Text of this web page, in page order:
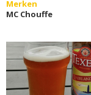
Merken
MC Chouffe